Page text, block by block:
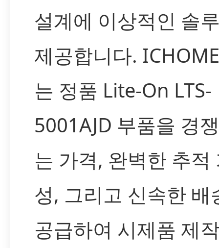
설계에 이상적인 솔
제공합니다.
는 정품 Lite-On LTS-
5001AJD 부품을 경
는 가격, 완벽한 추적
성, 그리고 신속한 배
공급하여 시제품 제